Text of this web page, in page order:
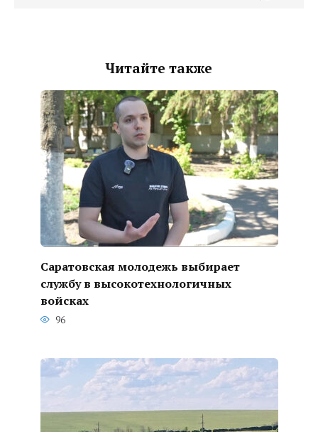
Читайте также
Саратовская молодежь выбирает
службу в высокотехнологичных
войсках
96